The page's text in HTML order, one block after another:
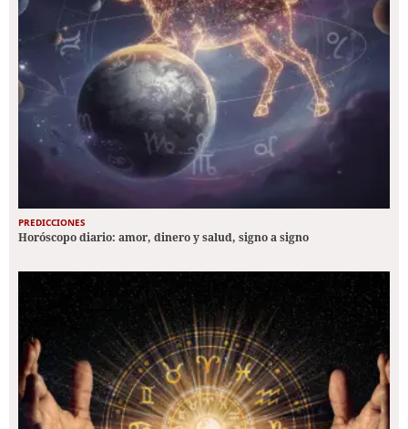
PREDICCIONES
Horóscopo diario: amor, dinero y salud, signo a signo